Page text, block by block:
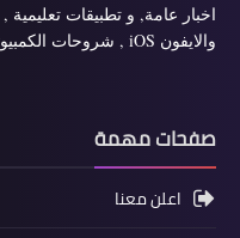
اخبار عامة, و تطبيقات تعليمية
والايفون iOS , شروحات الكمبيوتر , العاب , برامج الحماية والعديد...
صفحات مهمة
اعلن معنا